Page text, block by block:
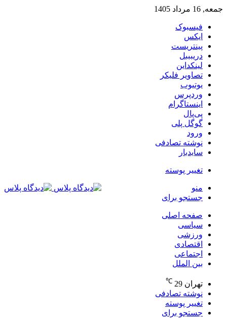
جمعه, 16 مرداد 1405
فیسبوک
ایکس
پینتریست
دریبببل
لینکداین
تصاویر فلیکر
یوتیوب
وردپرس
اینستاگرام
پی‌پال
گوگل پلی
ورود
نوشته تصادفی
سایدبار
تغییر پوسته
منو
جستجو برای
صفحه اصلی
سیاسی
ورزشی
اقتصادی
اجتماعی
بین الملل
تهران 29
℃
نوشته تصادفی
تغییر پوسته
جستجو برای